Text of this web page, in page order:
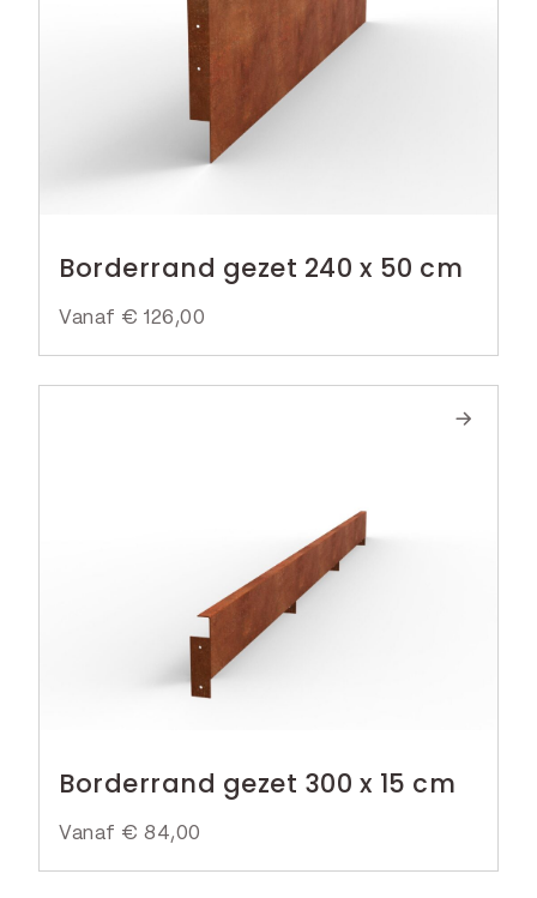
Borderrand gezet 240 x 50 cm
Vanaf € 126,00
Borderrand gezet 300 x 15 cm
Vanaf € 84,00